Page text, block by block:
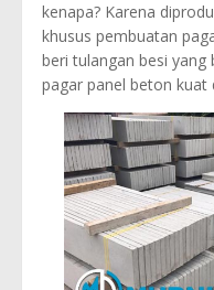
kenapa? Karena
khusus pembuatan
beri tulangan besi yang
pagar panel beton kuat